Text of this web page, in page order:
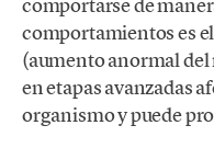
comportamientos es
(aumento anormal del
en etapas avanzadas
organismo y puede